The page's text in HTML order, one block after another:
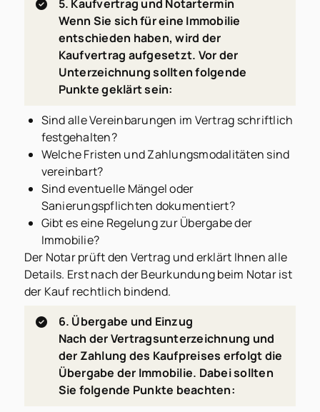
5. Kaufvertrag und Notartermin
Wenn Sie sich für eine Immobilie
entschieden haben, wird der
Kaufvertrag aufgesetzt. Vor der
Unterzeichnung sollten folgende
Punkte geklärt sein:
Sind alle Vereinbarungen im Vertrag schriftlich
festgehalten?
Welche Fristen und Zahlungsmodalitäten sind
vereinbart?
Sind eventuelle Mängel oder
Sanierungspflichten dokumentiert?
Gibt es eine Regelung zur Übergabe der
Immobilie?
Der Notar prüft den Vertrag und erklärt Ihnen alle
Details. Erst nach der Beurkundung beim Notar ist
der Kauf rechtlich bindend.
6. Übergabe und Einzug
Nach der Vertragsunterzeichnung und
der Zahlung des Kaufpreises erfolgt die
Übergabe der Immobilie. Dabei sollten
Sie folgende Punkte beachten: